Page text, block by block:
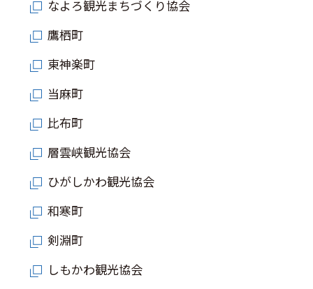
なよろ観光まちづくり協会
鷹栖町
東神楽町
当麻町
比布町
層雲峡観光協会
ひがしかわ観光協会
和寒町
剣淵町
しもかわ観光協会